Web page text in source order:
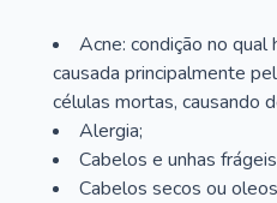
Acne: condição no qual
causada principalmente
células mortas, causando
Alergia;
Cabelos e unhas
Cabelos secos ou